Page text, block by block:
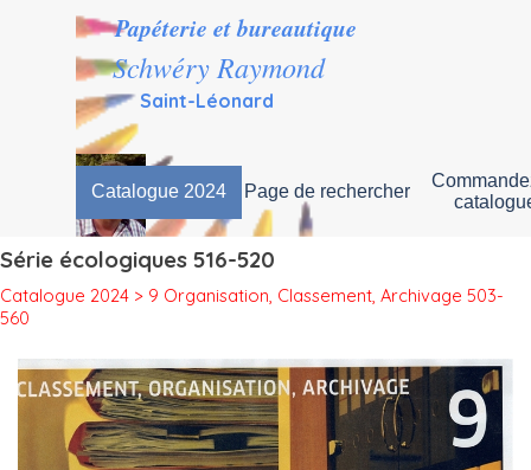
Papéterie et bureautique
Schwéry Raymond
Saint-Léonard
Catalogue 2024 ▼
Page de rechercher
Série écologiques 516-520
Catalogue 2024 > 9 Organisation, Classement, Archivage 503-
560